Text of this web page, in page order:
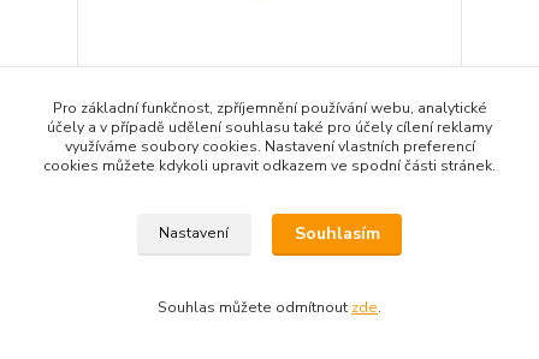
330 Kč/ks Skladem
Přidat do košíku
Pro základní funkčnost, zpříjemnění používání webu, analytické
účely a v případě udělení souhlasu také pro účely cílení reklamy
využíváme soubory cookies. Nastavení vlastních preferencí
cookies můžete kdykoli upravit odkazem ve spodní části stránek.
Nastavení Souhlasím
Souhlas můžete odmítnout zde.